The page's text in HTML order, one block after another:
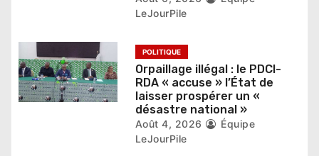
LeJourPile
POLITIQUE
Orpaillage illégal : le PDCI-
RDA « accuse » l’État de
laisser prospérer un «
désastre national »
Août 4, 2026
Équipe
LeJourPile